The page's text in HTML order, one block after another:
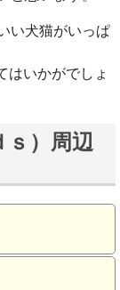
い犬猫がいっぱ
はいかがでしょ
ｓ）周辺